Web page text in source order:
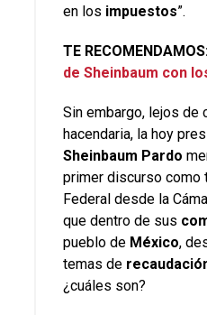
en los impuestos”.
TE
de Sheinbaum con
Sin embargo, lejos de
hacendaria, la hoy
Sheinbaum Pardo
primer discurso como
Federal desde la
que dentro de sus
pueblo de México,
temas de
¿cuáles son?